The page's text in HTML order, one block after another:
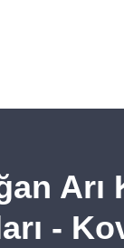
Arı
-